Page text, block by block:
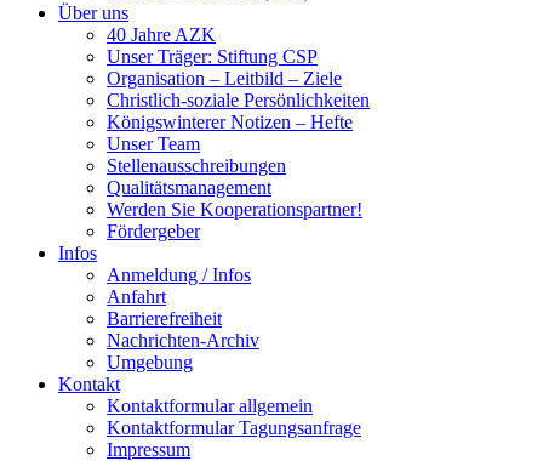
Über uns
40 Jahre AZK
Unser Träger: Stiftung CSP
Organisation – Leitbild – Ziele
Christlich-soziale Persönlichkeiten
Königswinterer Notizen – Hefte
Unser Team
Stellenausschreibungen
Qualitätsmanagement
Werden Sie Kooperationspartner!
Fördergeber
Infos
Anmeldung / Infos
Anfahrt
Barrierefreiheit
Nachrichten-Archiv
Umgebung
Kontakt
Kontaktformular allgemein
Kontaktformular Tagungsanfrage
Impressum